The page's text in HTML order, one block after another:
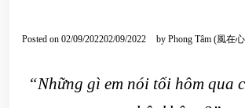
Posted on 02/09/202202/09/2022 by Phong Tâm (風在
“Những gì em nói tối hôm qua